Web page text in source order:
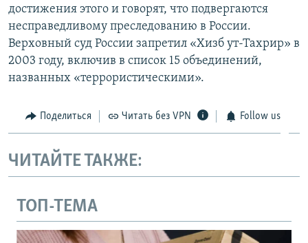
достижения этого и говорят, что подвергаются
несправедливому преследованию в России.
Верховный суд России запретил «Хизб ут-Тахрир» в
2003 году, включив в список 15 объединений,
названных «террористическими».
Поделиться Читать без VPN Follow us
ЧИТАЙТЕ ТАКЖЕ:
ТОП-ТЕМА